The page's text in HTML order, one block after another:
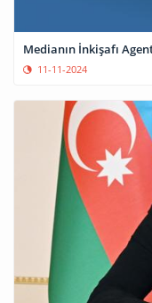
Medianın İnkişafı
11-11-2024